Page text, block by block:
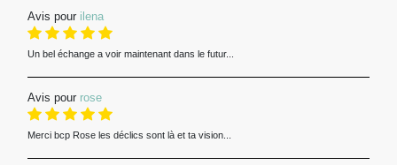
Avis pour ilena
Un bel échange a voir maintenant dans le futur...
Avis pour rose
Merci bcp Rose les déclics sont là et ta vision...